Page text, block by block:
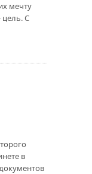
мечту
цель. С
в